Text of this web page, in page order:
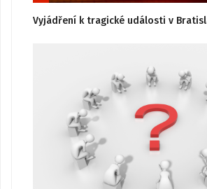
Vyjádření k tragické události v